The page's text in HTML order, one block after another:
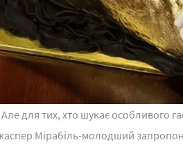
для тих, хто шукає особливого
Мірабіль-молодший